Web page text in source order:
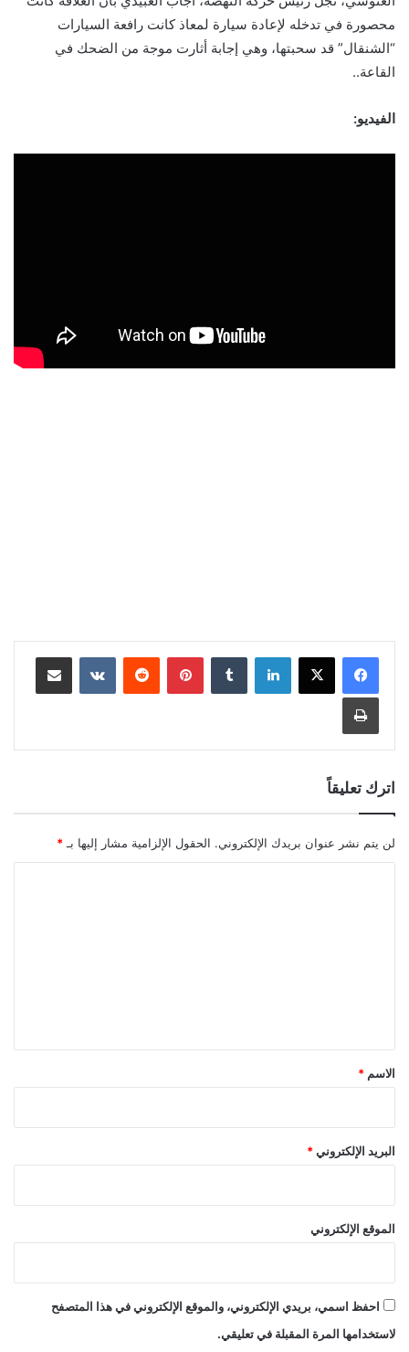
محصورة في تدخله لإعادة سيارة لمعاذ كانت رافعة السيارات
“الشنقال” قد سحبتها، وهي إجابة أثارت موجة من الضحك في
القاعة..
الفيديو:
لينكدإن بينتيريست مشاركة عبر البريد
طباعة
اترك تعليقاً
لن يتم نشر عنوان بريدك الإلكتروني. الحقول الإلزامية مشار إليها بـ *
*
الاسم *
البريد الإلكتروني *
الموقع الإلكتروني
احفظ اسمي، بريدي الإلكتروني، والموقع الإلكتروني في هذا المتصفح
لاستخدامها المرة المقبلة في تعليقي.